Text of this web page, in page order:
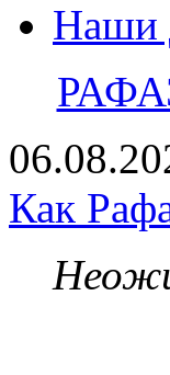
Наши
Как